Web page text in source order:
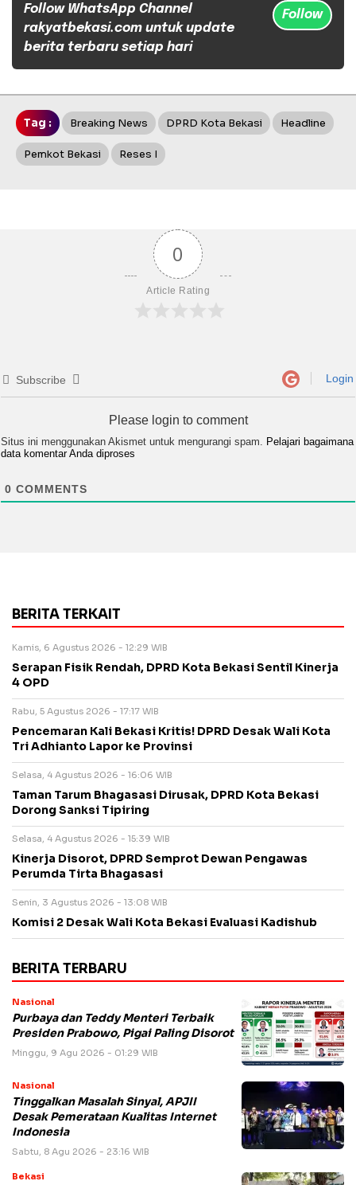
Follow WhatsApp Channel
rakyatbekasi.com untuk update
berita terbaru setiap hari
Follow
Tag : Breaking News DPRD Kota Bekasi Headline
Pemkot Bekasi Reses I
0
Article Rating
Subscribe Login
Please login to comment
Situs ini menggunakan Akismet untuk mengurangi spam. Pelajari bagaimana
data komentar Anda diproses
0 COMMENTS
BERITA TERKAIT
Kamis, 6 Agustus 2026 - 12:29 WIB
Serapan Fisik Rendah, DPRD Kota Bekasi Sentil Kinerja
4 OPD
Rabu, 5 Agustus 2026 - 17:17 WIB
Pencemaran Kali Bekasi Kritis! DPRD Desak Wali Kota
Tri Adhianto Lapor ke Provinsi
Selasa, 4 Agustus 2026 - 16:06 WIB
Taman Tarum Bhagasasi Dirusak, DPRD Kota Bekasi
Dorong Sanksi Tipiring
Selasa, 4 Agustus 2026 - 15:39 WIB
Kinerja Disorot, DPRD Semprot Dewan Pengawas
Perumda Tirta Bhagasasi
Senin, 3 Agustus 2026 - 13:08 WIB
Komisi 2 Desak Wali Kota Bekasi Evaluasi Kadishub
BERITA TERBARU
Nasional
Purbaya dan Teddy Menteri Terbaik
Presiden Prabowo, Pigai Paling Disorot
Minggu, 9 Agu 2026 - 01:29 WIB
Nasional
Tinggalkan Masalah Sinyal, APJII
Desak Pemerataan Kualitas Internet
Indonesia
Sabtu, 8 Agu 2026 - 23:16 WIB
Bekasi